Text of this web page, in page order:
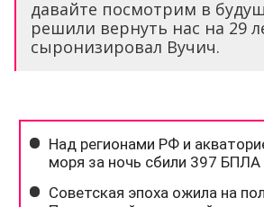
давайте посмотрим в
решили вернуть нас на 29
сыронизировал Вучич.